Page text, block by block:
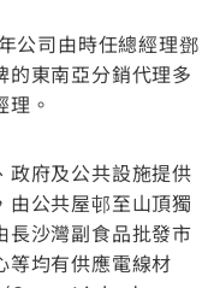
公司由時任總經理鄧
東南亞分銷代理多
。
政府及公共設施提供
由公共屋邨至山頂獨
長沙灣副食品批發市
等均有供應電線材